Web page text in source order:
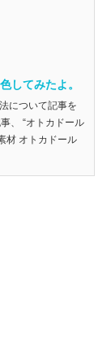
してみたよ。
について記事を
、 “オトカドール
材 オトカドール